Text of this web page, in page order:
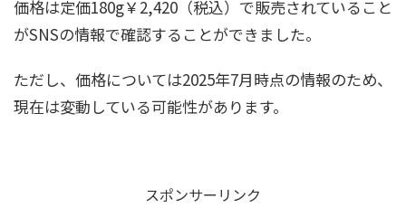
価格は定価180g￥2,420（税込）で販売されていること
がSNSの情報で確認することができました。
ただし、価格については2025年7月時点の情報のため、
現在は変動している可能性があります。
スポンサーリンク